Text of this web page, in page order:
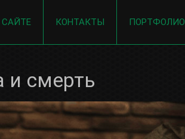
САЙТЕ КОНТАКТЫ ПОРТФОЛИО
смерть